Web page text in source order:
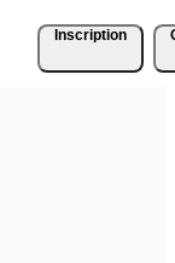
Inscription